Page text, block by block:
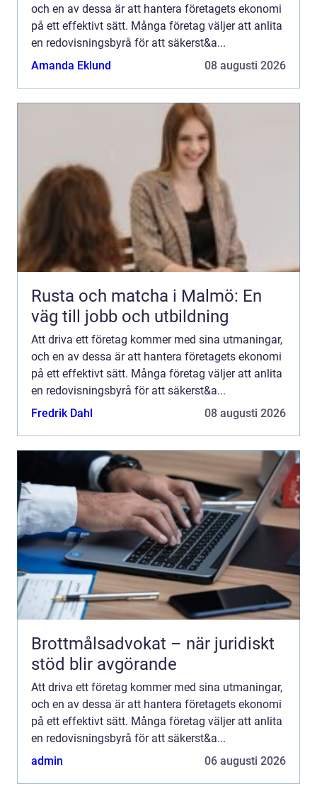
och en av dessa är att hantera företagets ekonomi
på ett effektivt sätt. Många företag väljer att anlita
en redovisningsbyrå för att säkerst&a...
Amanda Eklund
08 augusti 2026
Rusta och matcha i Malmö: En
väg till jobb och utbildning
Att driva ett företag kommer med sina utmaningar,
och en av dessa är att hantera företagets ekonomi
på ett effektivt sätt. Många företag väljer att anlita
en redovisningsbyrå för att säkerst&a...
Fredrik Dahl
08 augusti 2026
Brottmålsadvokat – när juridiskt
stöd blir avgörande
Att driva ett företag kommer med sina utmaningar,
och en av dessa är att hantera företagets ekonomi
på ett effektivt sätt. Många företag väljer att anlita
en redovisningsbyrå för att säkerst&a...
admin
06 augusti 2026